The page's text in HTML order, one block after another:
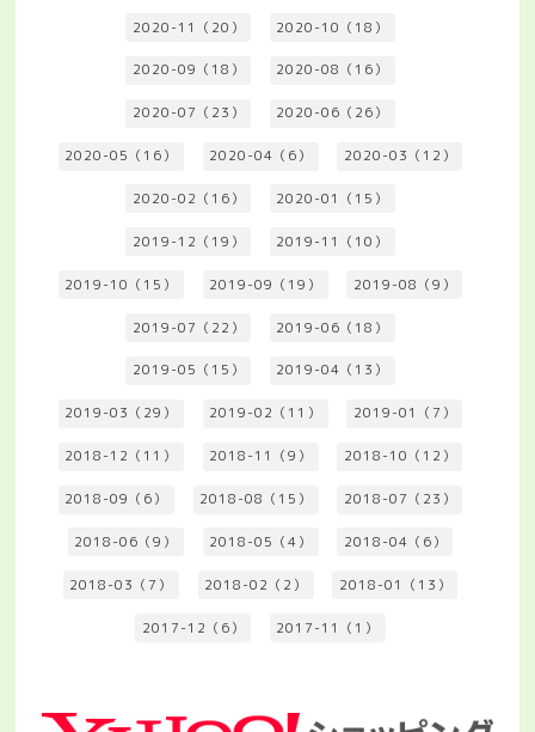
2020-11（20） 2020-10（18）
2020-09（18） 2020-08（16）
2020-07（23） 2020-06（26）
2020-05（16） 2020-04（6） 2020-03（12）
2020-02（16） 2020-01（15）
2019-12（19） 2019-11（10）
2019-10（15） 2019-09（19） 2019-08（9）
2019-07（22） 2019-06（18）
2019-05（15） 2019-04（13）
2019-03（29） 2019-02（11） 2019-01（7）
2018-12（11） 2018-11（9） 2018-10（12）
2018-09（6） 2018-08（15） 2018-07（23）
2018-06（9） 2018-05（4） 2018-04（6）
2018-03（7） 2018-02（2） 2018-01（13）
2017-12（6） 2017-11（1）